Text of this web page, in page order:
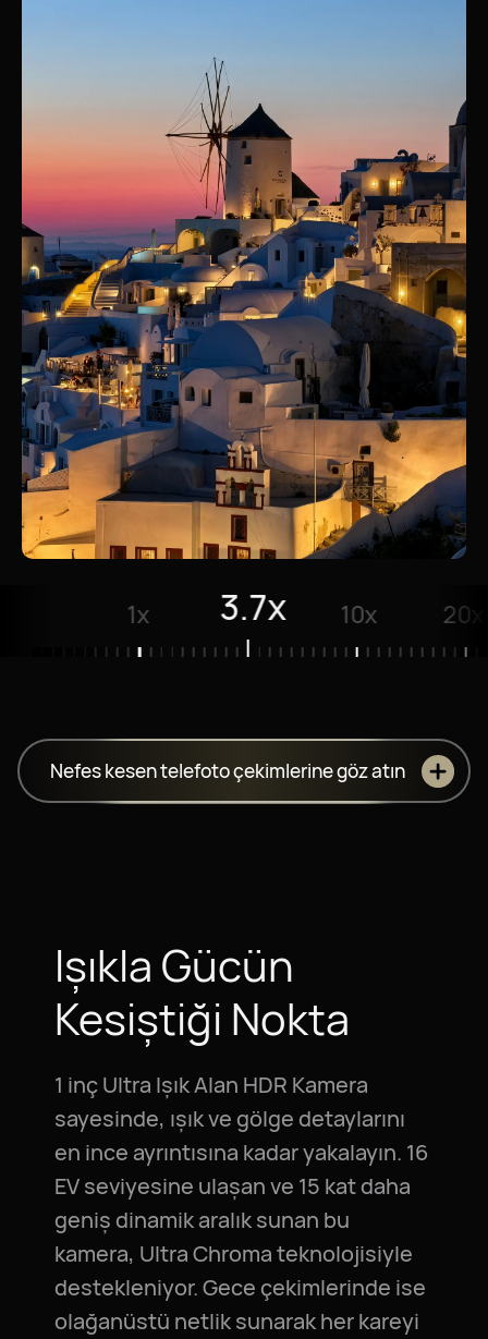
3.7x 10x 20x
Nefes kesen telefoto çekimlerine göz atın
Işıkla Gücün
Kesiştiği Nokta
1 inç Ultra Işık Alan HDR Kamera
sayesinde, ışık ve gölge detaylarını
en ince ayrıntısına kadar yakalayın. 16
EV seviyesine ulaşan ve 15 kat daha
geniş dinamik aralık sunan bu
kamera, Ultra Chroma teknolojisiyle
destekleniyor. Gece çekimlerinde ise
olağanüstü netlik sunarak her kareyi